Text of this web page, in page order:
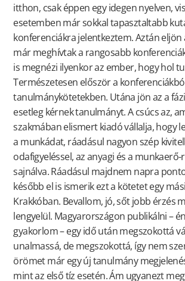
itthon, csak éppen egy idegen nyelven,
esetemben már sokkal tapasztaltabb
konferenciákra jelentkeztem. Aztán eljön
már meghívtak a rangosabb
is megnézi ilyenkor az ember, hogy hol
Természetesen először a
tanulmánykötetekben. Utána jön az a
esetleg kérnek tanulmányt. A csúcs az,
szakmában elismert kiadó vállalja, hogy
a munkádat, ráadásul nagyon szép
odafigyeléssel, az anyagi és a
sajnálva. Ráadásul majdnem napra
később el is ismerik ezt a kötetet egy
Krakkóban. Bevallom, jó, sőt jobb érzés
lengyelül. Magyarországon publikálni –
gyakorlom – egy idő után megszokottá
unalmassá, de megszokottá, így nem
örömet már egy új tanulmány
mint az első tíz esetén. Ám ugyanezt